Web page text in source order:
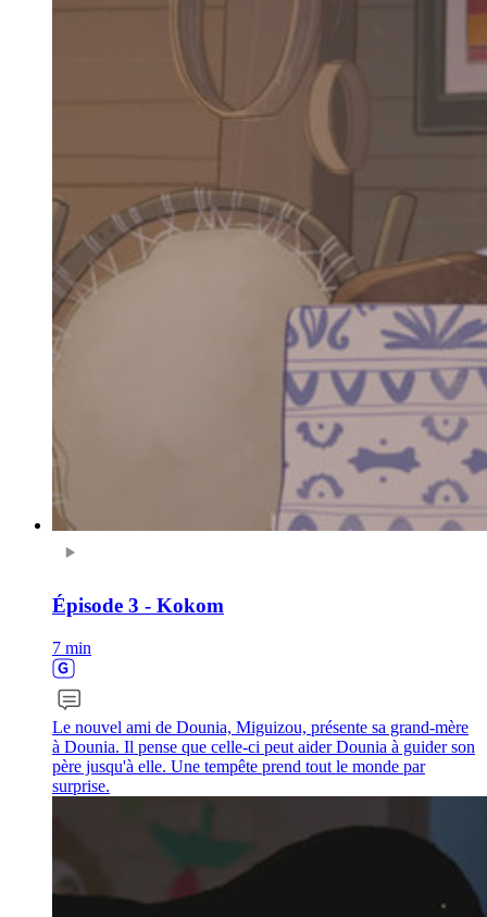
Épisode 3 - Kokom
7 min
Le nouvel ami de Dounia, Miguizou, présente sa grand-mère
à Dounia. Il pense que celle-ci peut aider Dounia à guider son
père jusqu'à elle. Une tempête prend tout le monde par
surprise.